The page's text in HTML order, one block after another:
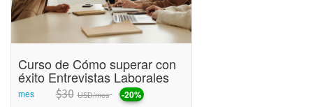
Curso de Cómo superar con
éxito Entrevistas Laborales
mes $30 USD/mes -20%